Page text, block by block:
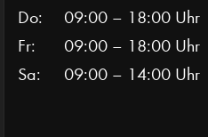
Do:
09:00 – 18:00 Uhr
Fr:
09:00 – 18:00 Uhr
Sa:
09:00 – 14:00 Uhr